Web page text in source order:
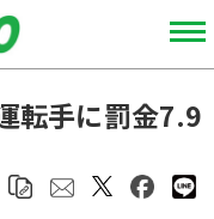
転手に罰金7.9